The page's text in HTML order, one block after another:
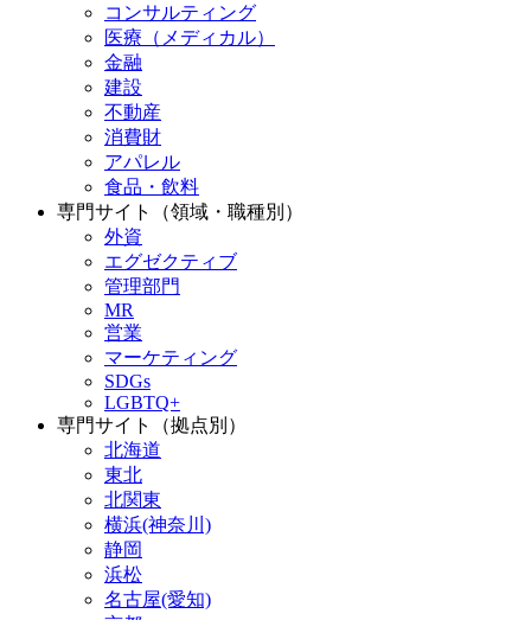
コンサルティング
医療（メディカル）
金融
建設
不動産
消費財
アパレル
食品・飲料
専門サイト（領域・職種別）
外資
エグゼクティブ
管理部門
MR
営業
マーケティング
SDGs
LGBTQ+
専門サイト（拠点別）
北海道
東北
北関東
横浜(神奈川)
静岡
浜松
名古屋(愛知)